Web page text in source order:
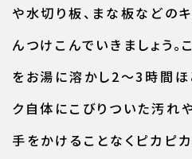
や水切り板、まな板などの
んつけこんでいきましょう。
をお湯に溶かし2～3時間ほ
ク自体にこびりついた汚れ
手をかけることなくピカピ